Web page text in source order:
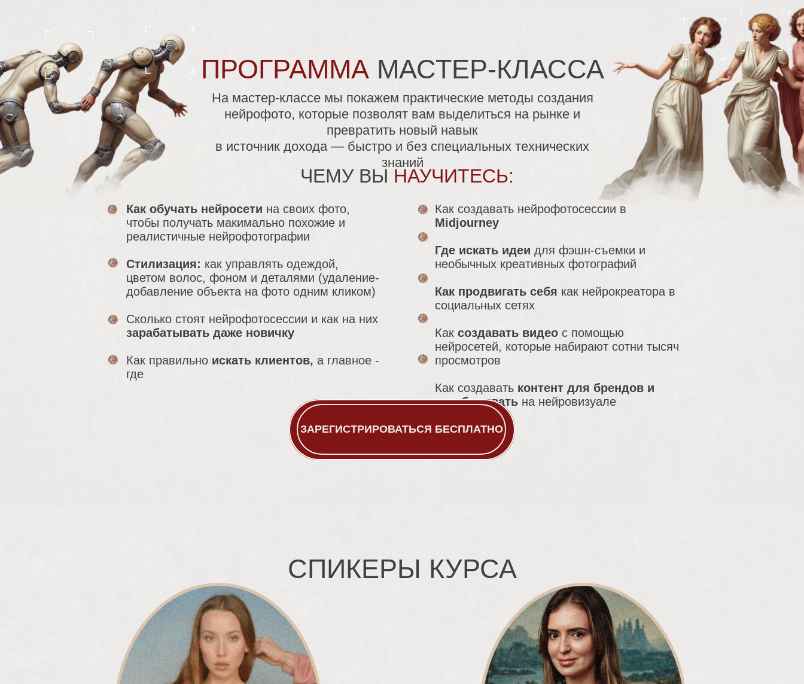
ПРОГРАММАМАСТЕР-КЛАССА
На мастер-классе мы покажем практические методы создания
нейрофото, которые позволят вам выделиться на рынке и
превратить новый навык
в источник дохода — быстро и без специальных технических
знаний
ЧЕМУ ВЫ НАУЧИТЕСЬ:
Как обучать нейросети на своих фото,
чтобы получать макимально похожие и
реалистичные нейрофотографии
Стилизация: как управлять одеждой,
цветом волос, фоном и деталями (удаление-
добавление объекта на фото одним кликом)
Сколько стоят нейрофотосессии и как на них
зарабатывать даже новичку
Как правильно искать клиентов, а главное -
где
Как создавать нейрофотосессии в
Midjourney
Где искать идеи для фэшн-съемки и
необычных креативных фотографий
Как продвигать себя как нейрокреатора в
социальных сетях
Как создавать видео с помощью
нейросетей, которые набирают сотни тысяч
просмотров
Как создавать контент для брендов и
зарабатывать на нейровизуале
ИДУ НА КУРС
ЗАРЕГИСТРИРОВАТЬСЯ БЕСПЛАТНО
СПИКЕРЫ КУРСА